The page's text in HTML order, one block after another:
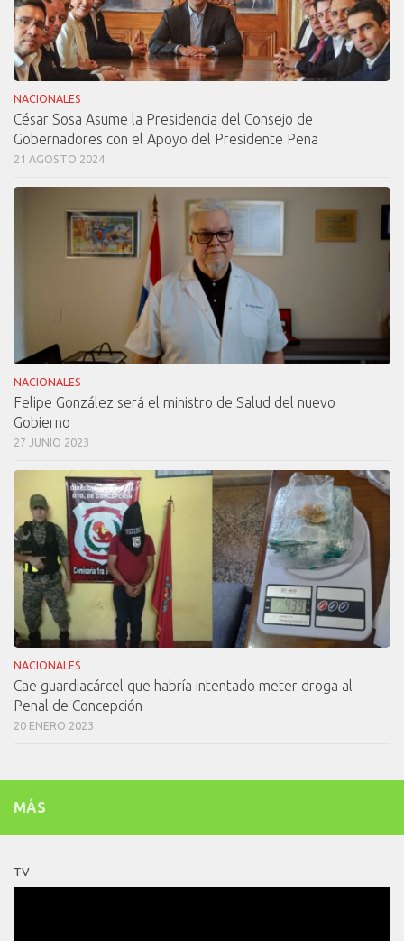
NACIONALES
César Sosa Asume la Presidencia del Consejo de
Gobernadores con el Apoyo del Presidente Peña
21 AGOSTO 2024
NACIONALES
Felipe González será el ministro de Salud del nuevo
Gobierno
27 JUNIO 2023
NACIONALES
Cae guardiacárcel que habría intentado meter droga al
Penal de Concepción
20 ENERO 2023
MÁS
TV